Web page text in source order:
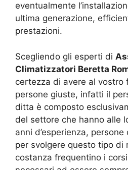
eventualmente
ultima generazione,
prestazioni.
Scegliendo gli esperti di
Climatizzatori Beretta
certezza di avere al vostro
persone giuste, infatti il
ditta è composto
del settore che hanno alle
anni d’esperienza,
per svolgere questo tipo di
costanza frequentino i